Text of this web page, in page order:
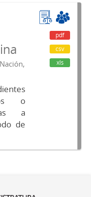
o
a
de
pdf
csv
xls